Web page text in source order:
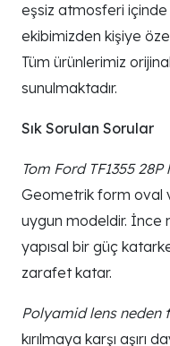
eşsiz atmosferi
ekibimizden kişiye
Tüm ürünlerimiz
sunulmaktadır.
Sık Sorulan Sorular
Tom Ford TF1355
Geometrik form oval
uygun modeldir. İnce
yapısal bir güç
zarafet katar.
Polyamid lens neden
kırılmaya karşı aşırı